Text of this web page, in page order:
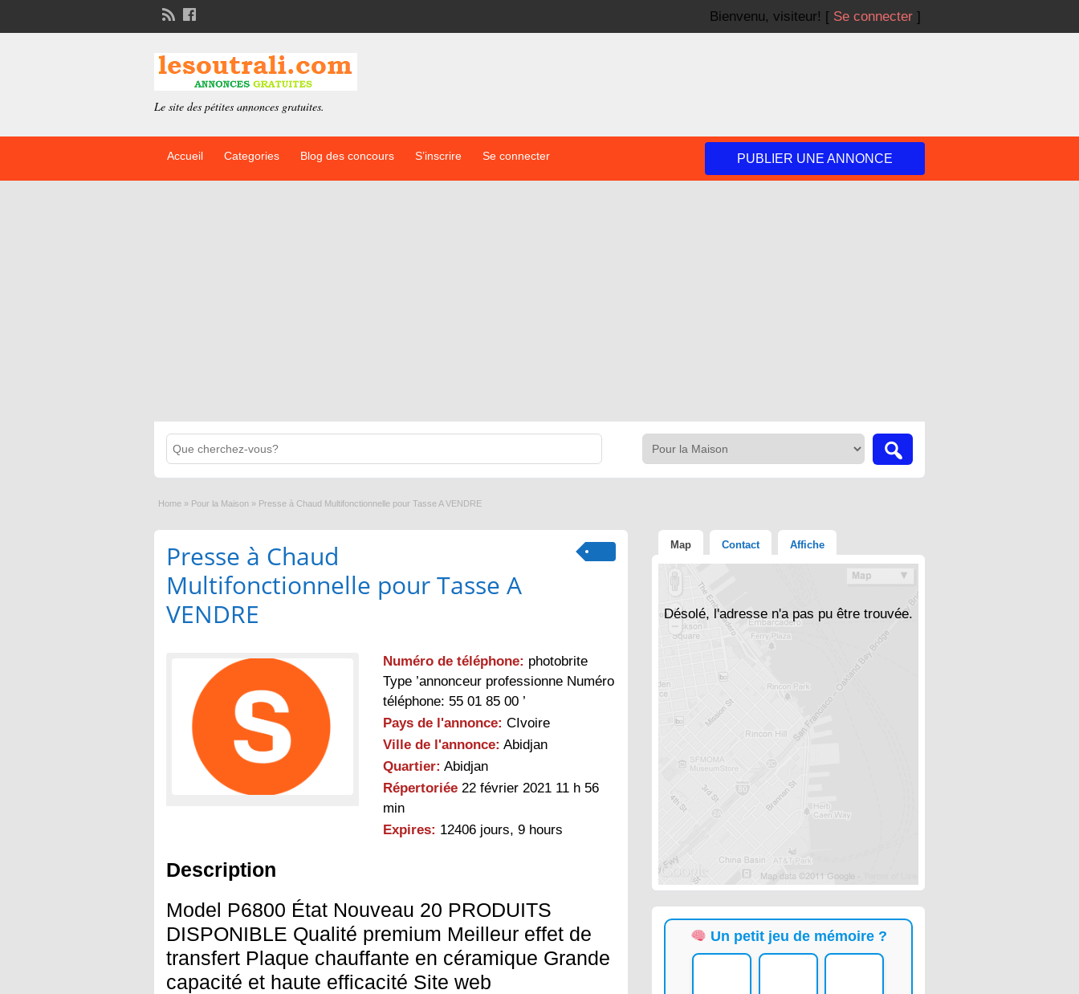
Bienvenu, visiteur! [ Se connecter ]
Le site des pétites annonces gratuites.
Accueil Categories Blog des concours S’inscrire Se connecter PUBLIER UNE ANNONCE
Home » Pour la Maison » Presse à Chaud Multifonctionnelle pour Tasse A VENDRE
Presse à Chaud
Multifonctionnelle pour Tasse A
VENDRE
Numéro de téléphone: photobrite
Type ’annonceur professionne Numéro
téléphone: 55 01 85 00 ’
Pays de l'annonce: CIvoire
Ville de l'annonce: Abidjan
Quartier: Abidjan
Répertoriée 22 février 2021 11 h 56
min
Expires: 12406 jours, 9 hours
Description
Model P6800 État Nouveau 20 PRODUITS
DISPONIBLE Qualité premium Meilleur effet de
transfert Plaque chauffante en céramique Grande
capacité et haute efficacité Site web
Map Contact Affiche
Désolé, l'adresse n'a pas pu être trouvée.
Un petit jeu de mémoire ?